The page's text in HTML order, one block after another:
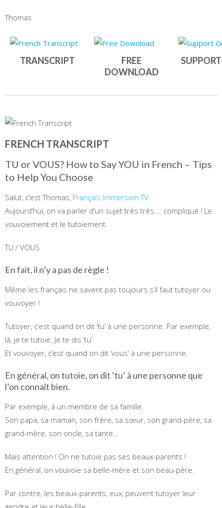
Thomas
TRANSCRIPT
FREE
DOWNLOAD
FRENCH TRANSCRIPT
TU or VOUS? How to Say YOU in French – Tips
to Help You Choose
Salut, c’est Thomas, Français Immersion TV.
Aujourd’hui, on va parler d’un sujet très très…. compliqué ! Le
vouvoiement et le tutoiement.
TU / VOUS
En fait, il n’y a pas de règle !
Même les français ne savent pas toujours s’il faut tutoyer ou
vouvoyer !
Tutoyer, c’est quand on dit ‘tu’ à une personne. Par exemple,
là, je te tutoie. Je te dis ‘tu’.
Et vouvoyer, c’est quand on dit ‘vous’ à une personne.
En général, on tutoie, on dit ‘tu’ à une personne que
l’on connaît bien.
Par exemple, à un membre de sa famille.
Son papa, sa maman, son frère, sa sœur, son grand-père, sa
grand-mère, son oncle, sa tante…
Mais attention ! On ne tutoie pas ses beaux-parents !
En général, on vouvoie sa belle-mère et son beau-père.
Par contre, les beaux-parents, eux, peuvent tutoyer leur